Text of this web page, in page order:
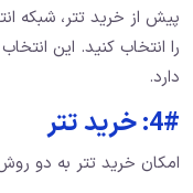
را انتخاب کنید. این
دارد.
4#: خرید تتر
امکان خرید تتر به دو